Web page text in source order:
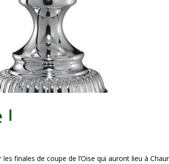
!
finales de coupe de l’Oise qui auront lieu à